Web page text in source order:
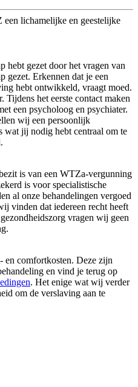
lichamelijke en geestelijke
hebt gezet door het vragen van
gezet. Erkennen dat je een
hebt ontwikkeld, vraagt moed.
Tijdens het eerste contact maken
een psycholoog en psychiater.
wij een persoonlijk
wat jij nodig hebt centraal om te
is van een WTZa-vergunning
is voor specialistische
al onze behandelingen vergoed
vinden dat iedereen recht heeft
vragen wij geen
en comfortkosten. Deze zijn
en vind je terug op
. Het enige wat wij verder
om de verslaving aan te